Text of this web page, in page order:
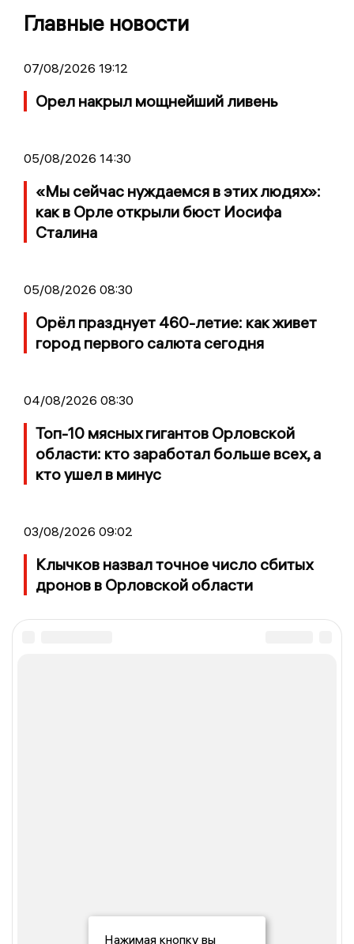
Главные новости
07/08/2026 19:12
Орел накрыл мощнейший ливень
05/08/2026 14:30
«Мы сейчас нуждаемся в этих людях»:
как в Орле открыли бюст Иосифа
Сталина
05/08/2026 08:30
Орёл празднует 460-летие: как живет
город первого салюта сегодня
04/08/2026 08:30
Топ-10 мясных гигантов Орловской
области: кто заработал больше всех, а
кто ушел в минус
03/08/2026 09:02
Клычков назвал точное число сбитых
дронов в Орловской области
Нажимая кнопку вы